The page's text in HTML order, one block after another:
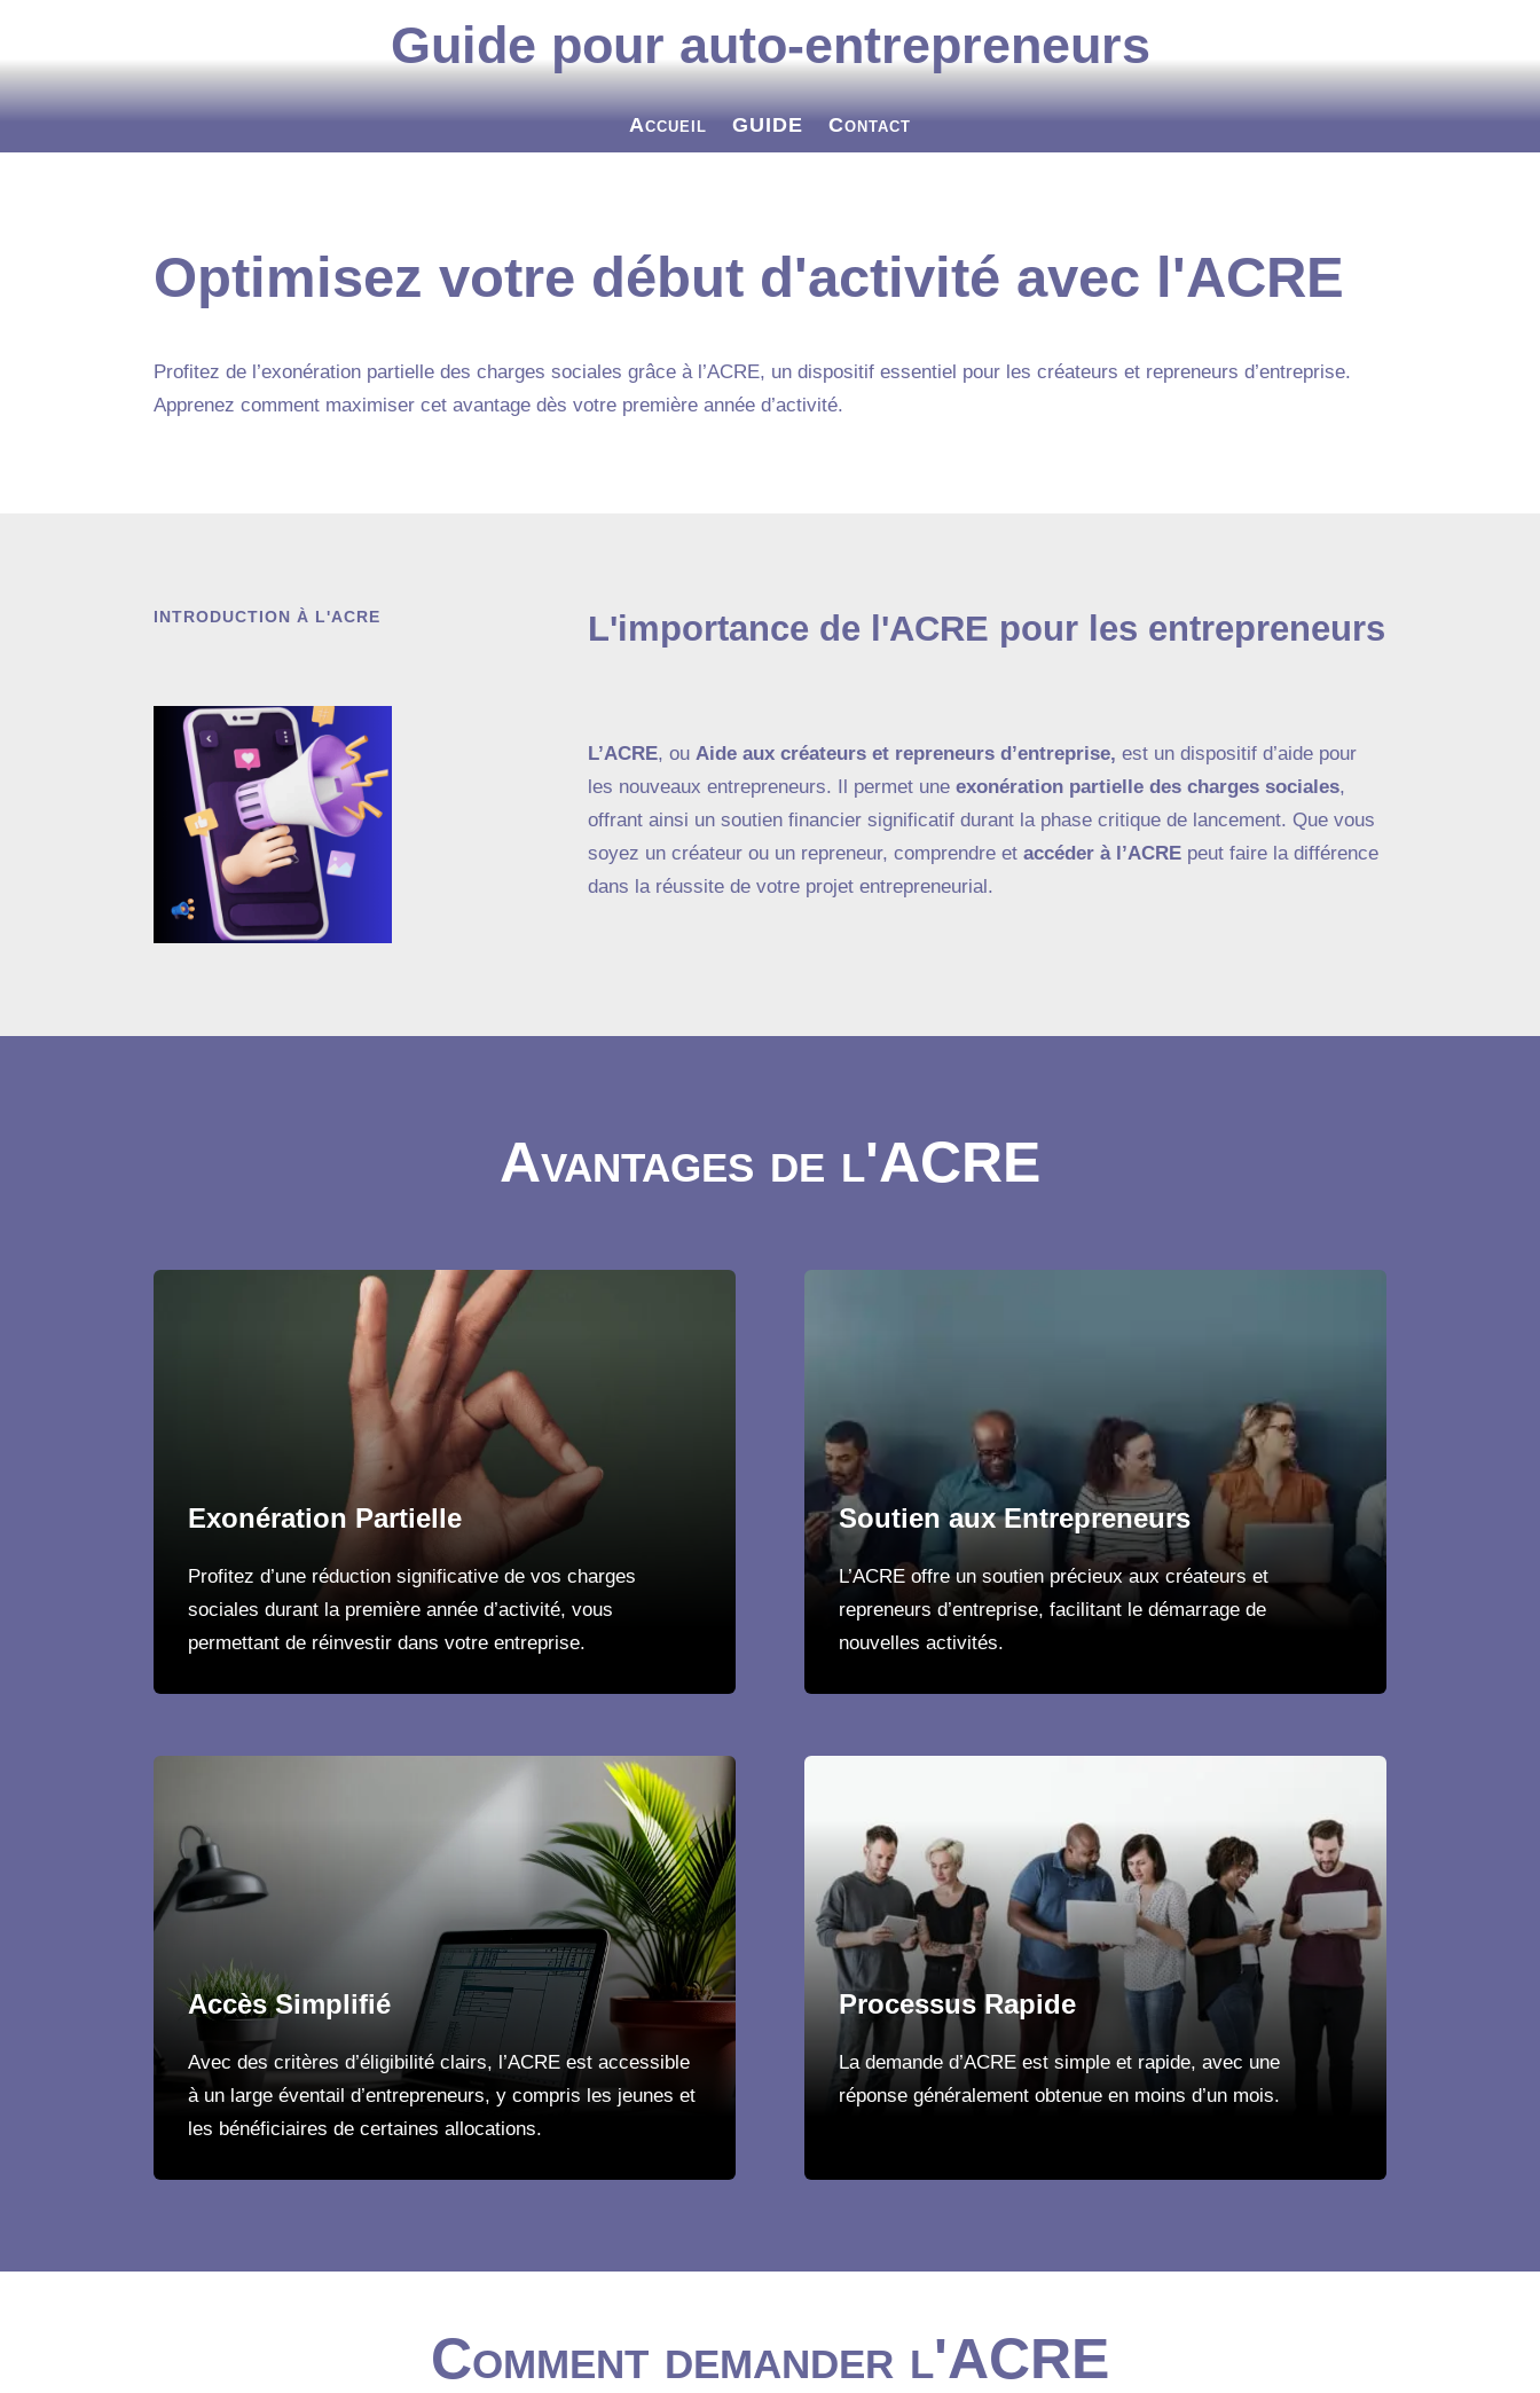
Guide pour auto-entrepreneurs
Accueil GUIDE Contact
Optimisez votre début d'activité avec l'ACRE
Profitez de l’exonération partielle des charges sociales grâce à l’ACRE, un dispositif essentiel pour les créateurs et repreneurs d’entreprise.
Apprenez comment maximiser cet avantage dès votre première année d’activité.
INTRODUCTION À L'ACRE L'importance de l'ACRE pour les entrepreneurs
L’ACRE, ou Aide aux créateurs et repreneurs d’entreprise, est un dispositif d’aide pour
les nouveaux entrepreneurs. Il permet une exonération partielle des charges sociales,
offrant ainsi un soutien financier significatif durant la phase critique de lancement. Que vous
soyez un créateur ou un repreneur, comprendre et accéder à l’ACREpeut faire la différence
dans la réussite de votre projet entrepreneurial.
Avantages de l'ACRE
Exonération Partielle
Profitez d’une réduction significative de vos charges
sociales durant la première année d’activité, vous
permettant de réinvestir dans votre entreprise.
Soutien aux Entrepreneurs
L’ACRE offre un soutien précieux aux créateurs et
repreneurs d’entreprise, facilitant le démarrage de
nouvelles activités.
Accès Simplifié
Avec des critères d’éligibilité clairs, l’ACRE est accessible
à un large éventail d’entrepreneurs, y compris les jeunes et
les bénéficiaires de certaines allocations.
Processus Rapide
La demande d’ACRE est simple et rapide, avec une
réponse généralement obtenue en moins d’un mois.
Comment demander l'ACRE